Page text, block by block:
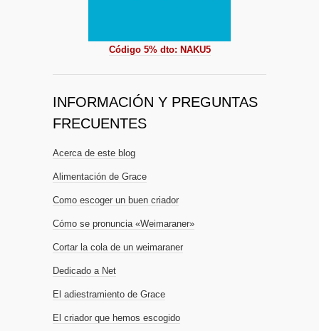
Código 5% dto: NAKU5
INFORMACIÓN Y PREGUNTAS
FRECUENTES
Acerca de este blog
Alimentación de Grace
Como escoger un buen criador
Cómo se pronuncia «Weimaraner»
Cortar la cola de un weimaraner
Dedicado a Net
El adiestramiento de Grace
El criador que hemos escogido